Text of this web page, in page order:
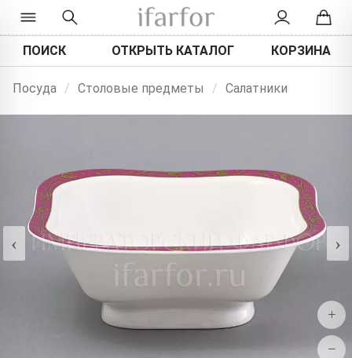
ПОИСК ОТКРЫТЬ КАТАЛОГ КОРЗИНА
Посуда / Столовые предметы / Салатники
‹ ›
+
−